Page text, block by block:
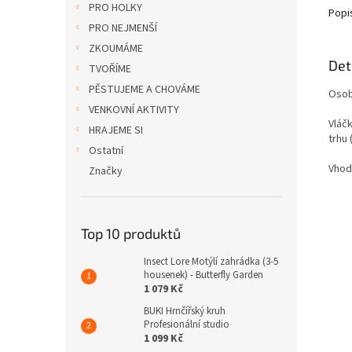
PRO HOLKY
PRO NEJMENŠÍ
ZKOUMÁME
TVOŘÍME
PĚSTUJEME A CHOVÁME
VENKOVNÍ AKTIVITY
HRAJEME SI
Ostatní
Značky
Top 10 produktů
Insect Lore Motýlí zahrádka (3-5
housenek) - Butterfly Garden
1 079 Kč
BUKI Hrnčířský kruh
Profesionální studio
1 099 Kč
trhu